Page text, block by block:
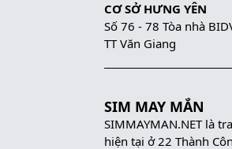
CƠ SỞ HƯNG YÊN
Số 76 - 78 Tòa nhà
TT Văn Giang
SIM MAY MẮN
SIMMAYMAN.NET là
hiện tại ở 22 Thành